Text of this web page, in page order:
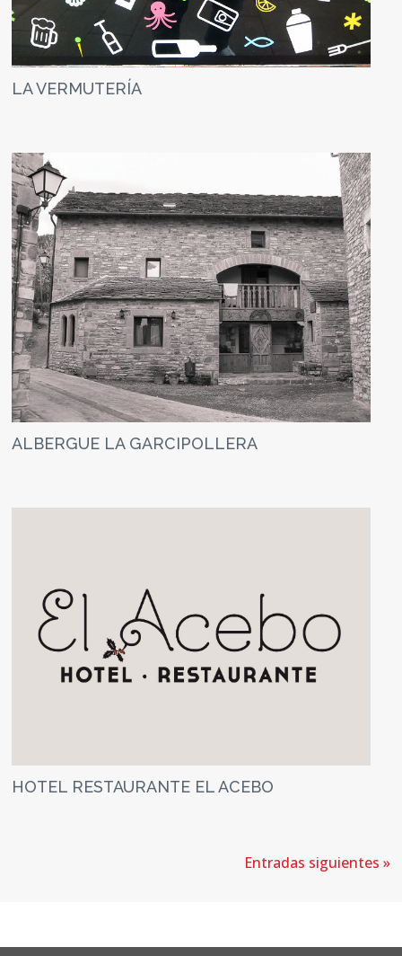
LA VERMUTERÍA
ALBERGUE LA GARCIPOLLERA
HOTEL RESTAURANTE EL ACEBO
Entradas siguientes »